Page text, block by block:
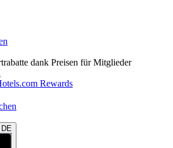
dank Preisen für Mitglieder
Rewards
DE